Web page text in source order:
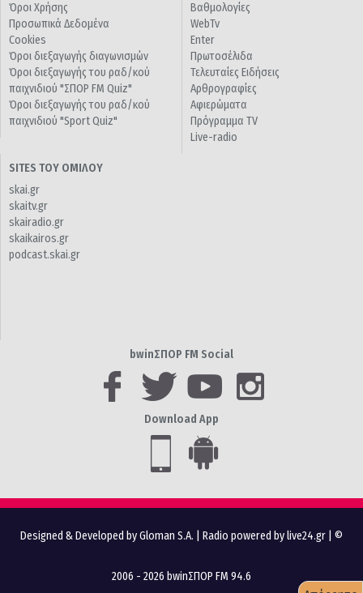
Όροι Χρήσης
Προσωπικά Δεδομένα
Cookies
Όροι διεξαγωγής διαγωνισμών
Όροι διεξαγωγής του ραδ/κού
παιχνιδιού "ΣΠΟΡ FM Quiz"
Όροι διεξαγωγής του ραδ/κού
παιχνιδιού "Sport Quiz"
Βαθμολογίες
WebTv
Enter
Πρωτοσέλιδα
Τελευταίες Ειδήσεις
Αρθρογραφίες
Αφιερώματα
Πρόγραμμα TV
Live-radio
SITES ΤΟΥ ΟΜΙΛΟΥ
skai.gr
skaitv.gr
skairadio.gr
skaikairos.gr
podcast.skai.gr
bwinΣΠΟΡ FM Social
Download App
Designed & Developed by Gloman S.A. Radio powered by live24.gr | ©
2006 - 2026 bwinΣΠΟΡ FM 94.6